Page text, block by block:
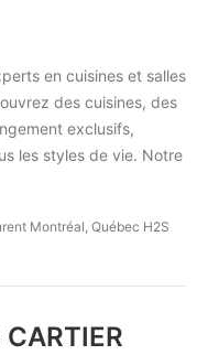
en cuisines et salles
des cuisines, des
exclusifs,
les styles de vie. Notre
Montréal, Québec H2S